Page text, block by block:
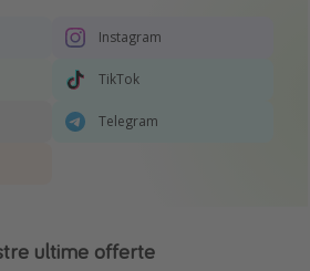
Instagram
TikTok
Telegram
ultime offerte